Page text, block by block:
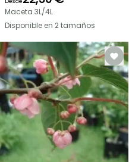
Maceta 3L/4L
Disponible en 2 tamaños